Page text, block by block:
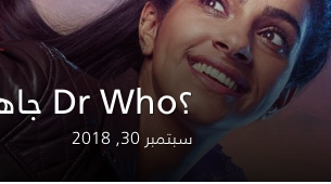
جاهز للسفر عبر الزمن مع مسلسل Dr Who؟
سبتمبر 30, 2018